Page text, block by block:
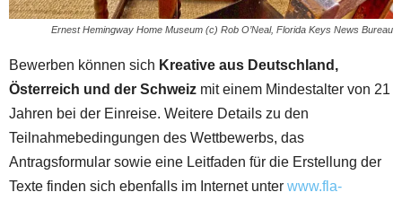
Ernest Hemingway Home Museum (c) Rob O’Neal, Florida Keys News Bureau
Bewerben können sich Kreative aus Deutschland,
Österreich und der Schweiz mit einem Mindestalter von 21
Jahren bei der Einreise. Weitere Details zu den
Teilnahmebedingungen des Wettbewerbs, das
Antragsformular sowie eine Leitfaden für die Erstellung der
Texte finden sich ebenfalls im Internet unter www.fla-